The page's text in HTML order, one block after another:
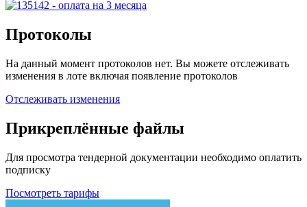
Протоколы
На данный момент протоколов нет. Вы можете отслеживать
изменения в лоте включая появление протоколов
Отслеживать изменения
Прикреплённые файлы
Для просмотра тендерной документации необходимо оплатить
подписку
Посмотреть тарифы